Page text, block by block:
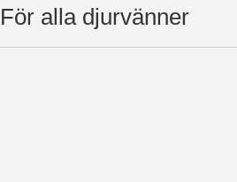
alla djurvänner